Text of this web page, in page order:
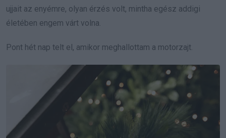
ujjait az enyémre, olyan érzés volt, mintha egész addigi
életében engem várt volna.
Pont hét nap telt el, amikor meghallottam a motorzajt.